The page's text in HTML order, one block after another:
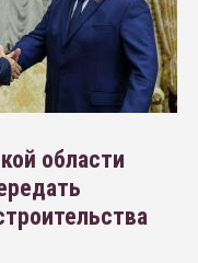
области